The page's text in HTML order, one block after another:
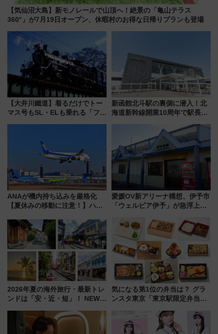
【気仙沼大島】新モノレールで山頂へ！絶景の「亀山テラス
360°」が7月19日オープン、休暇村のお得な日帰りプランも登場
【大井川鐵道】着るだけでトー
マス号もSL・ELも乗れる「フリ
新函館北斗駅の裏側に潜入！北
海道新幹線開業10周年で駅長
ト 参加方法や体験内容を紹介
ANAが機内持ち込みを厳格化
【夏休みの移動に注意！】ハン
「身の回り品」新サイズ制限
(40×30×20cm)おさらい
愛媛OV新アリーナ構想、伊予市
「ウェルピア伊予」が急浮上！
で探る鉄道アクセスの未来
2026年夏の海外旅行・最新トレ
ンドは「安・近・短」！ NEWT
渡航先TOP5とは？ 円安時代の
旅行術
気になる第1位の弁当は？ グラ
ンスタ東京「東京駅限定弁当